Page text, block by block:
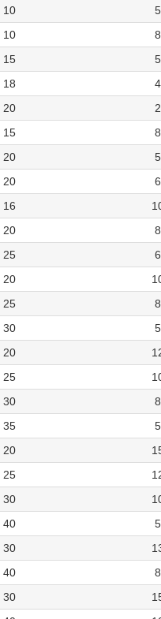
10
5
10
8
15
5
18
4
20
2
15
8
20
5
20
6
16
20
8
25
6
20
25
8
30
5
20
25
30
8
35
5
20
25
30
40
5
30
40
8
30